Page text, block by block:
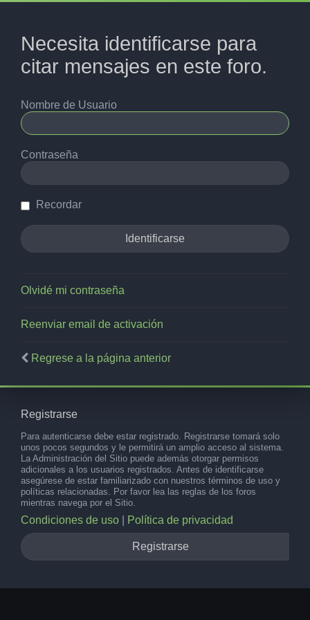
Necesita identificarse para
citar mensajes en este foro.
Nombre de Usuario
Contraseña
Recordar
Olvidé mi contraseña
Reenviar email de activación
Regrese a la página anterior
Registrarse
Para autenticarse debe estar registrado. Registrarse tomará solo
unos pocos segundos y le permitirá un amplio acceso al sistema.
La Administración del Sitio puede además otorgar permisos
adicionales a los usuarios registrados. Antes de identificarse
asegúrese de estar familiarizado con nuestros términos de uso y
políticas relacionadas. Por favor lea las reglas de los foros
mientras navega por el Sitio.
Condiciones de uso Política de privacidad
Registrarse